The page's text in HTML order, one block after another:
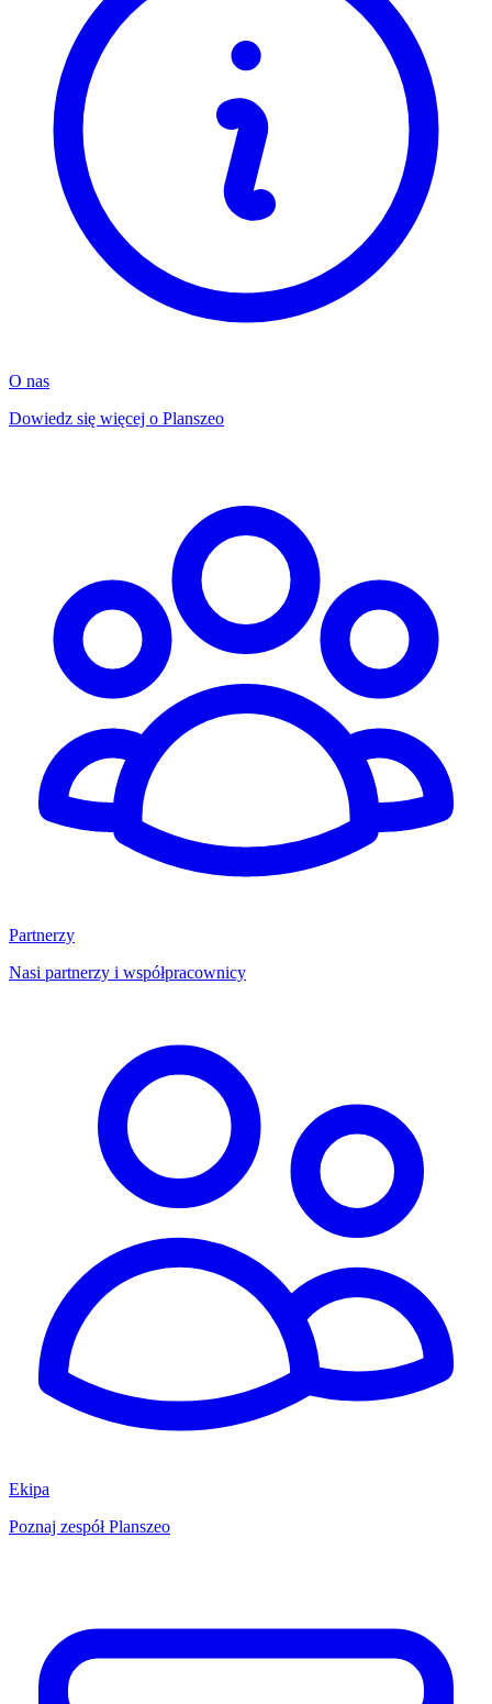
O nas
Dowiedz się więcej o Planszeo
Partnerzy
Nasi partnerzy i współpracownicy
Ekipa
Poznaj zespół Planszeo